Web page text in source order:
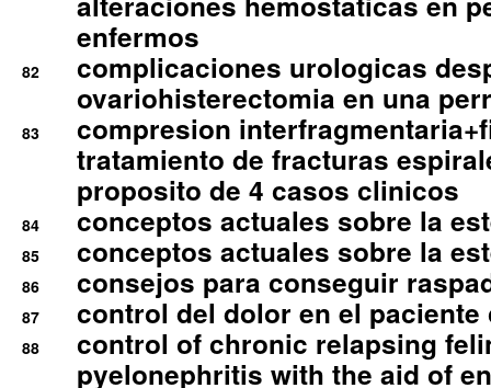
enfermos
82
complicaciones urologicas
ovariohisterectomia en una
83
compresion
tratamiento de fracturas
proposito de 4 casos clinicos
84 conceptos actuales sobre la
85 conceptos actuales sobre la
86 consejos para conseguir
87 control del dolor en el
88
control of chronic relapsing
pyelonephritis with the aid of